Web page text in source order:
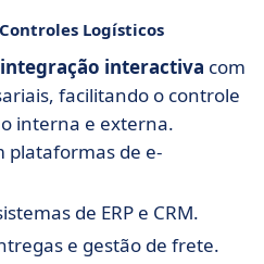
Logísticos
integração interactiva com
facilitando o controle
interna e externa.
plataformas de e-
de ERP e CRM.
e gestão de frete.